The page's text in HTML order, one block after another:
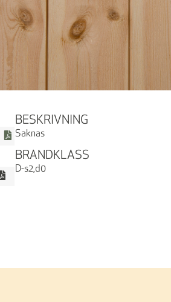
BESKRIVNING
Saknas
BRANDKLASS
D-s2,d0